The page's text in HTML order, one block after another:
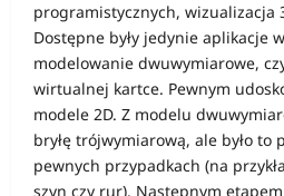
programistycznych, wizualizacja
Dostępne były jedynie aplikacje
modelowanie dwuwymiarowe,
wirtualnej kartce. Pewnym
modele 2D. Z modelu
bryłę trójwymiarową, ale było to
pewnych przypadkach (na
szyn czy rur). Następnym